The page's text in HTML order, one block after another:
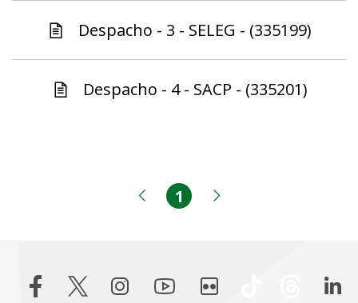
Despacho - 3 - SELEG - (335199)
Despacho - 4 - SACP - (335201)
Página anterior
Página
1